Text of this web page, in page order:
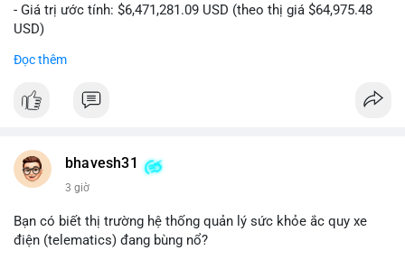
- Giá trị ước tính: $6,471,281.09 USD (theo thị giá $64,975.48
USD)
giá hơn 6.47 triệu USD, cho thấy dấu hiệu chuyển tiền quy mô
thanh khoản hoặc bán, hoặc chuyển sang ví lạnh nhằm tích lũy
dài hạn. Việc giao dịch chưa được xác nhận tạo tâm lý thận
cung ngắn hạn. Nếu BTC vào ví nóng sàn, khả năng cao là
động thái chốt lời; ngược lại, nếu vào ví mới không hoạt động,
Đọc thêm
bhavesh31
3 giờ
Bạn có biết thị trường hệ thống quản lý sức khỏe ắc quy xe
điện (telematics) đang bùng nổ?